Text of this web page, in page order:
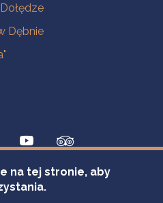
Dębnie
na tej stronie, aby